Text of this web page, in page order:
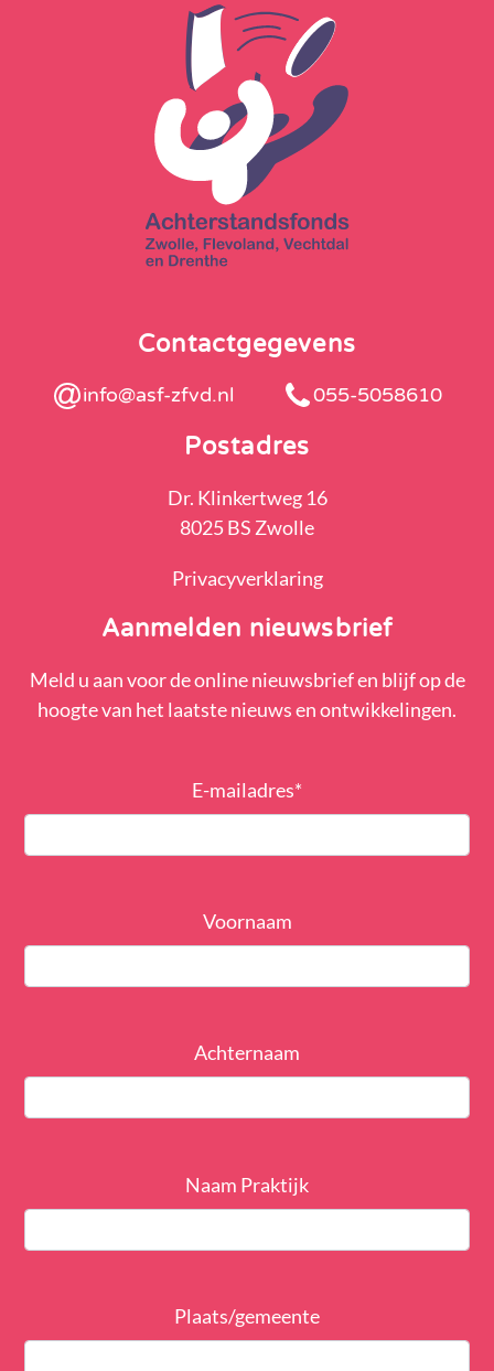
Contactgegevens
info@asf-zfvd.nl 055-5058610
Postadres
Dr. Klinkertweg 16
8025 BS Zwolle
Privacyverklaring
Aanmelden nieuwsbrief
Meld u aan voor de online nieuwsbrief en blijf op de
hoogte van het laatste nieuws en ontwikkelingen.
E-mailadres*
Voornaam
Achternaam
Naam Praktijk
Plaats/gemeente